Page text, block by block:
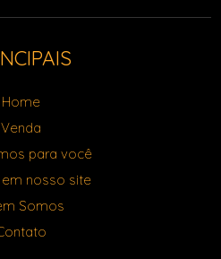
Home
Venda
para você
em nosso site
Somos